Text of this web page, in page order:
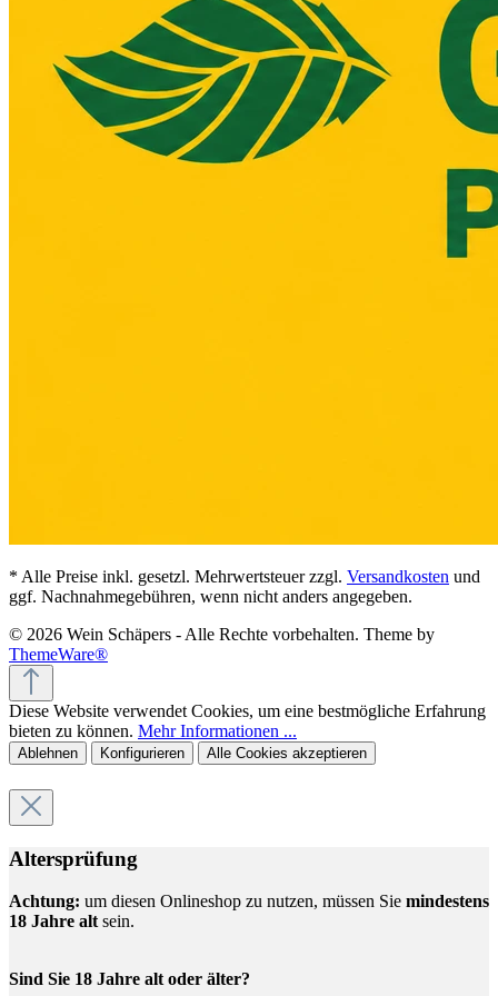
* Alle Preise inkl. gesetzl. Mehrwertsteuer zzgl. Versandkosten und
ggf. Nachnahmegebühren, wenn nicht anders angegeben.
© 2026 Wein Schäpers - Alle Rechte vorbehalten. Theme by
ThemeWare®
Diese Website verwendet Cookies, um eine bestmögliche Erfahrung
bieten zu können. Mehr Informationen ...
Ablehnen Konfigurieren Alle Cookies akzeptieren
Altersprüfung
Achtung: um diesen Onlineshop zu nutzen, müssen Sie mindestens
18 Jahre alt sein.
Sind Sie 18 Jahre alt oder älter?